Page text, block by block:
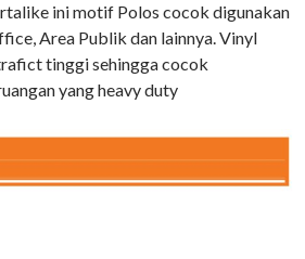
ini motif Polos cocok digunakan
Area Publik dan lainnya. Vinyl
tinggi sehingga cocok
yang heavy duty